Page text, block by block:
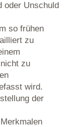
oder Unschuld
so frühen
zu
zu
wird.
der